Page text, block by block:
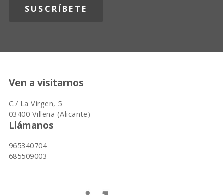
Ven a visitarnos
C./ La Virgen, 5
03400 Villena (Alicante)
Llámanos
965340704
685509003